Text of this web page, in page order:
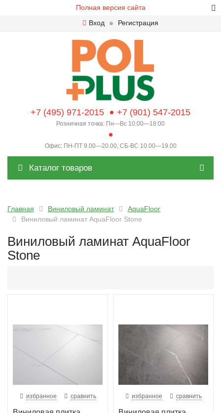
Полная версия сайта
Вход
Регистрация
+7 (495) 971-2015 +7 (901) 547-2015
Розничная точка: Пн—Вс 10:00—18:00
Офис: ПН-ПТ 9.00—20.00, СБ-ВС 10.00—19.00
Каталог товаров
Главная Виниловый ламинат
AquaFloor
Виниловый ламинат AquaFloor Stone
Виниловый ламинат AquaFloor
Stone
избранное сравнить избранное сравнить